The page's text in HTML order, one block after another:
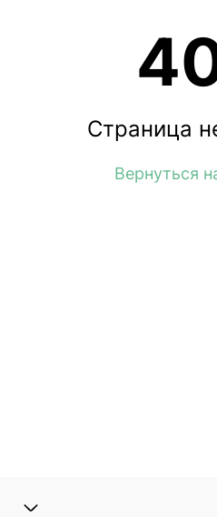
Страница
Вернуться